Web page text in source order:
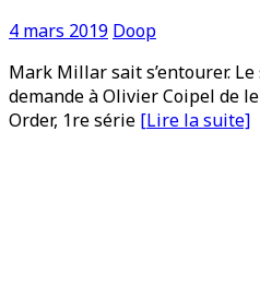
4 mars 2019 Doop
Mark Millar sait s’entourer.
demande à Olivier Coipel de
Order, 1re série [Lire la suite]